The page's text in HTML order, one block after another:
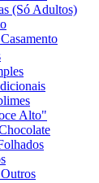
(Só Adultos)
Alto"